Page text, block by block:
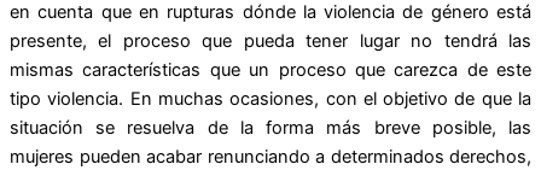
en cuenta que en rupturas dónde la violencia de género está
presente, el proceso que pueda tener lugar no tendrá las
mismas características que un proceso que carezca de este
tipo violencia. En muchas ocasiones, con el objetivo de que la
situación se resuelva de la forma más breve posible, las
mujeres pueden acabar renunciando a determinados derechos,